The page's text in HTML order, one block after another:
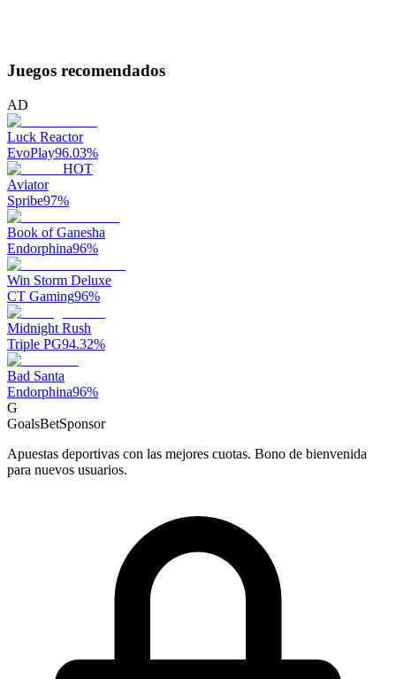
Juegos recomendados
AD
Luck Reactor
EvoPlay96.03%
HOT
Aviator
Spribe97%
Book of Ganesha
Endorphina96%
Win Storm Deluxe
CT Gaming96%
Midnight Rush
Triple PG94.32%
Bad Santa
Endorphina96%
G
GoalsBetSponsor
Apuestas deportivas con las mejores cuotas. Bono de bienvenida
para nuevos usuarios.